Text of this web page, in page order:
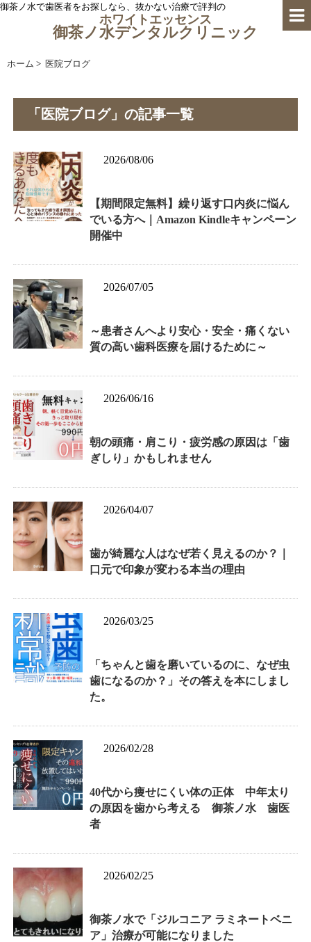
御茶ノ水で歯医者をお探しなら、抜かない治療で評判の
ホワイトエッセンス
御茶ノ水デンタルクリニック
ホーム > 医院ブログ
「医院ブログ」の記事一覧
2026/08/06
【期間限定無料】繰り返す口内炎に悩ん
でいる方へ｜Amazon Kindleキャンペーン
開催中
2026/07/05
～患者さんへより安心・安全・痛くない
質の高い歯科医療を届けるために～
2026/06/16
朝の頭痛・肩こり・疲労感の原因は「歯
ぎしり」かもしれません
2026/04/07
歯が綺麗な人はなぜ若く見えるのか？｜
口元で印象が変わる本当の理由
2026/03/25
「ちゃんと歯を磨いているのに、なぜ虫
歯になるのか？」その答えを本にしまし
た。
2026/02/28
40代から痩せにくい体の正体 中年太り
の原因を歯から考える 御茶ノ水 歯医
者
2026/02/25
御茶ノ水で「ジルコニア ラミネートベニ
ア」治療が可能になりました